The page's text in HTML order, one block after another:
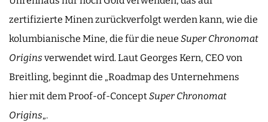
zertifizierte Minen zurückverfolgt werden kann, wie die
kolumbianische Mine, die für die neue Super Chronomat
Origins verwendet wird. Laut Georges Kern, CEO von
Breitling, beginnt die „Roadmap des Unternehmens
hier mit dem Proof-of-ConceptSuper Chronomat
Origins„.